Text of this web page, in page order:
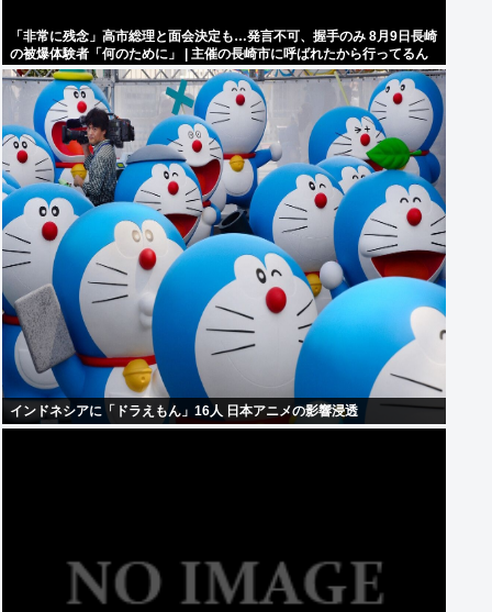
「非常に残念」高市総理と面会決定も…発言不可、握手のみ 8月9日長崎
の被爆体験者「何のために」 | 主催の長崎市に呼ばれたから行ってるん
だろうに
インドネシアに「ドラえもん」16人 日本アニメの影響浸透